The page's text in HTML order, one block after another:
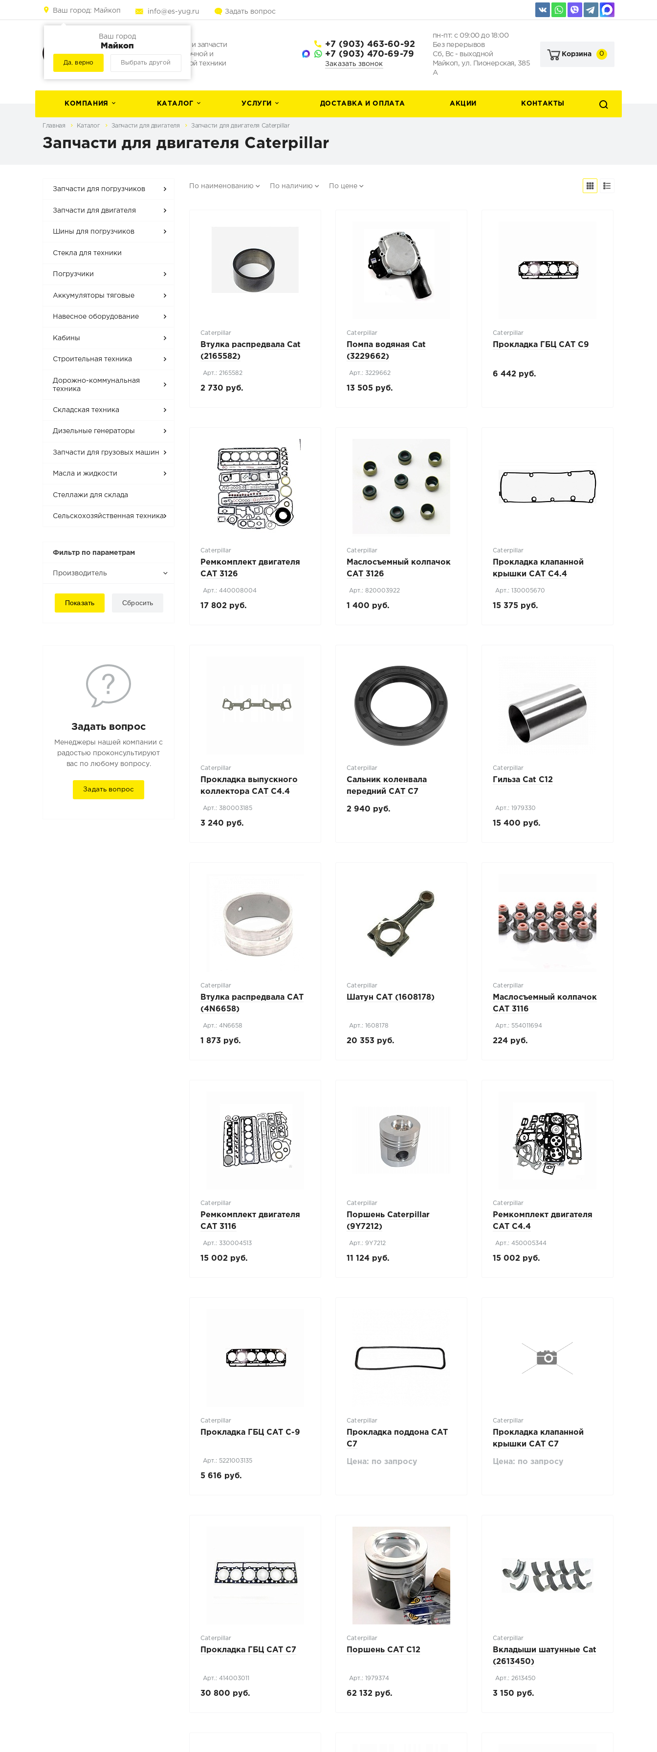
Ваш город: Майкоп
Ваш город
Майкоп
Да, верно Выбрать другой
info@es-yug.ru Задать вопрос
Погрузчики и запчасти
для погрузочной и
строительной техники
+7 (903) 463-60-92
+7 (903) 470-69-79
Заказать звонок
пн-пт: с 09:00 до 18:00
Без перерывов
Сб, Вс - выходной
Майкоп, ул. Пионерская, 385
А
Корзина 0
КОМПАНИЯ КАТАЛОГ УСЛУГИ ДОСТАВКА И ОПЛАТА АКЦИИ КОНТАКТЫ
Главная Каталог Запчасти для двигателя Запчасти для двигателя Caterpillar
Запчасти для двигателя Caterpillar
Запчасти для погрузчиков
Запчасти для двигателя
Шины для погрузчиков
Стекла для техники
Погрузчики
Аккумуляторы тяговые
Навесное оборудование
Кабины
Строительная техника
Дорожно-коммунальная
техника
Складская техника
Дизельные генераторы
Запчасти для грузовых машин
Масла и жидкости
Стеллажи для склада
Сельскохозяйственная техника
Фильтр по параметрам
Производитель
Задать вопрос
Менеджеры нашей компании с
радостью проконсультируют
вас по любому вопросу.
Задать вопрос
По наименованию По наличию По цене
Caterpillar
Втулка распредвала Cat
(2165582)
Арт.: 2165582
2 730 руб.
Caterpillar
Помпа водяная Cat
(3229662)
Арт.: 3229662
13 505 руб.
Caterpillar
Прокладка ГБЦ CAT C9
6 442 руб.
Caterpillar
Ремкомплект двигателя
CAT 3126
Арт.: 440008004
17 802 руб.
Caterpillar
Маслосъемный колпачок
CAT 3126
Арт.: 820003922
1 400 руб.
Caterpillar
Прокладка клапанной
крышки CAT C4.4
Арт.: 130005670
15 375 руб.
Caterpillar
Прокладка выпускного
коллектора CAT C4.4
Арт.: 380003185
3 240 руб.
Caterpillar
Сальник коленвала
передний CAT C7
2 940 руб.
Caterpillar
Гильза Cat С12
Арт.: 1979330
15 400 руб.
Caterpillar
Втулка распредвала CAT
(4N6658)
Арт.: 4N6658
1 873 руб.
Caterpillar
Шатун CAT (1608178)
Арт.: 1608178
20 353 руб.
Caterpillar
Маслосъемный колпачок
CAT 3116
Арт.: 554011694
224 руб.
Caterpillar
Ремкомплект двигателя
CAT 3116
Арт.: 330004513
15 002 руб.
Caterpillar
Поршень Caterpillar
(9Y7212)
Арт.: 9Y7212
11 124 руб.
Caterpillar
Ремкомплект двигателя
CAT C4.4
Арт.: 450005344
15 002 руб.
Caterpillar
Прокладка ГБЦ CAT C-9
Арт.: 5221003135
5 616 руб.
Caterpillar
Прокладка поддона CAT
C7
Цена: по запросу
Caterpillar
Прокладка клапанной
крышки CAT C7
Цена: по запросу
Caterpillar
Прокладка ГБЦ CAT C7
Арт.: 414003011
30 800 руб.
Caterpillar
Поршень CAT C12
Арт.: 1979374
62 132 руб.
Caterpillar
Вкладыши шатунные Cat
(2613450)
Арт.: 2613450
3 150 руб.